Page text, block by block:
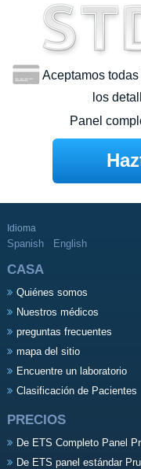
Aceptamos
los
Panel
Idioma
Spanish English
CASA
Quiénes somos
Nuestros médicos
preguntas frecuentes
mapa del sitio
Encuentre un laboratorio
Clasificación de Pacientes
PRECIOS
De ETS Completo Panel
De ETS panel estándar